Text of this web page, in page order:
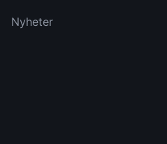
Nyheter